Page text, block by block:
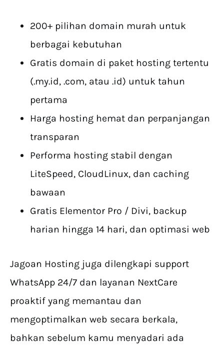
200+ pilihan domain murah untuk
berbagai kebutuhan
Gratis domain di paket hosting tertentu
(.my.id, .com, atau .id) untuk tahun
pertama
Harga hosting hemat dan perpanjangan
transparan
Performa hosting stabil dengan
LiteSpeed, CloudLinux, dan caching
bawaan
Gratis Elementor Pro / Divi, backup
harian hingga 14 hari, dan optimasi web
Jagoan Hosting juga dilengkapi support
WhatsApp 24/7 dan layanan NextCare
proaktif yang memantau dan
mengoptimalkan web secara berkala,
bahkan sebelum kamu menyadari ada